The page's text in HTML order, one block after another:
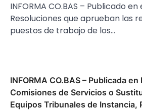
INFORMA CO.BAS – Publicado
Resoluciones que aprueban las
puestos de trabajo de los…
INFORMA CO.BAS – Publicada
Comisiones de Servicios o
Equipos Tribunales de Instancia,